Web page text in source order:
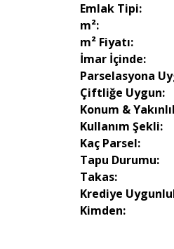
Emlak Tipi:
m²:
m² Fiyatı:
İmar İçinde:
Parselasyona
Çiftliğe Uygun:
Konum &
Kullanım Şekli:
Kaç Parsel:
Tapu Durumu:
Takas:
Krediye
Kimden: